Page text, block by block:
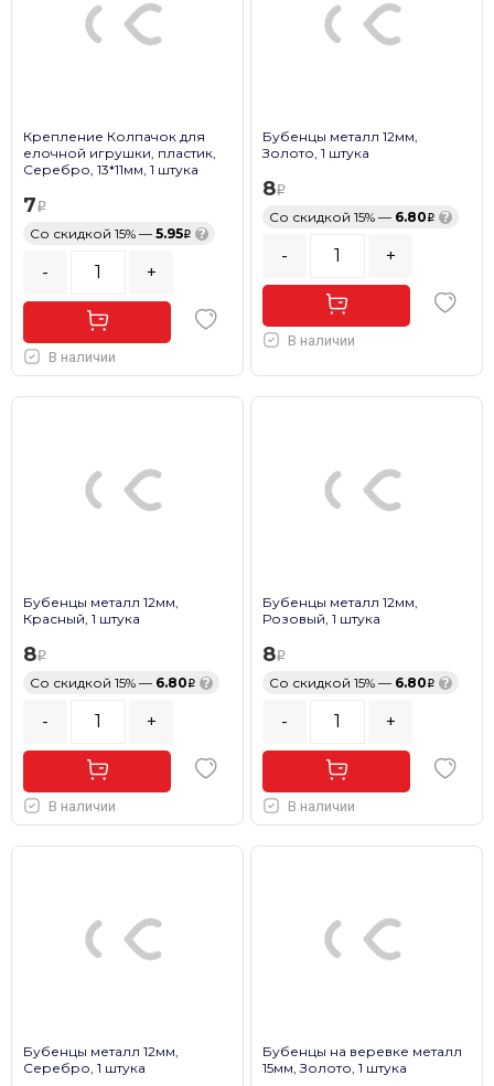
Крепление Колпачок для
елочной игрушки, пластик,
Серебро, 13*11мм, 1 штука
7
Со скидкой 15% — 5.95 ?
- +
В наличии
Бубенцы металл 12мм,
Золото, 1 штука
8
Со скидкой 15% — 6.80 ?
- +
В наличии
Бубенцы металл 12мм,
Красный, 1 штука
8
Со скидкой 15% — 6.80 ?
- +
В наличии
Бубенцы металл 12мм,
Розовый, 1 штука
8
Со скидкой 15% — 6.80 ?
- +
В наличии
Бубенцы металл 12мм,
Серебро, 1 штука
Бубенцы на веревке металл
15мм, Золото, 1 штука